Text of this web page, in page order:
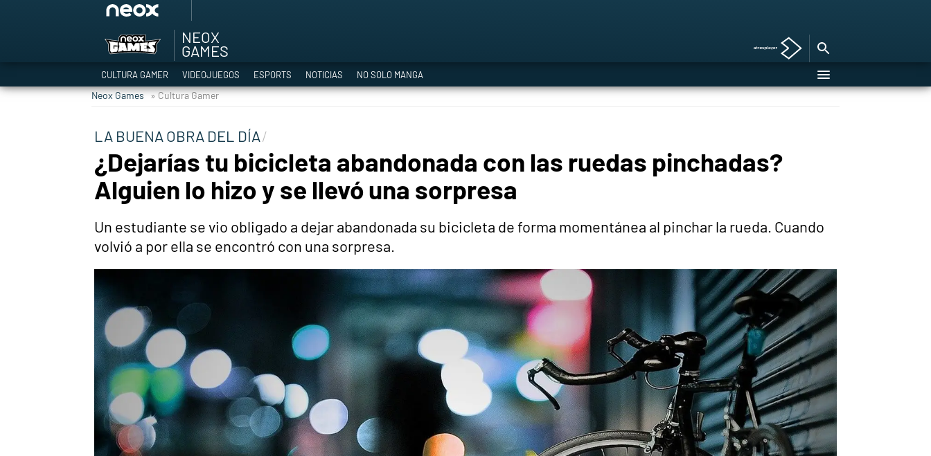
TGA Tercera gala
Hyrule Warriors
Asia peculiar tradición
NEOX
GAMES
CULTURA GAMER VIDEOJUEGOS ESPORTS NOTICIAS NO SOLO MANGA
Neox Games » Cultura Gamer
LA BUENA OBRA DEL DÍA
¿Dejarías tu bicicleta abandonada con las ruedas pinchadas?
Alguien lo hizo y se llevó una sorpresa
Un estudiante se vio obligado a dejar abandonada su bicicleta de forma momentánea al pinchar la rueda. Cuando
volvió a por ella se encontró con una sorpresa.